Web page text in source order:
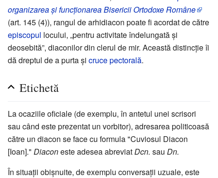
organizarea și funcționarea Bisericii Ortodoxe Române
(art. 145 (4)), rangul de arhidiacon poate fi acordat de către
episcopul locului, „pentru activitate îndelungată și
deosebită”, diaconilor din clerul de mir. Această distincție îi
dă dreptul de a purta și cruce pectorală.
Etichetă
La ocaziile oficiale (de exemplu, în antetul unei scrisori
sau când este prezentat un vorbitor), adresarea politicoasă
către un diacon se face cu formula "Cuviosul Diacon
[Ioan]." Diaconeste adesea abreviat Dcn. sau Dn.
În situații obișnuite, de exemplu conversații uzuale, este